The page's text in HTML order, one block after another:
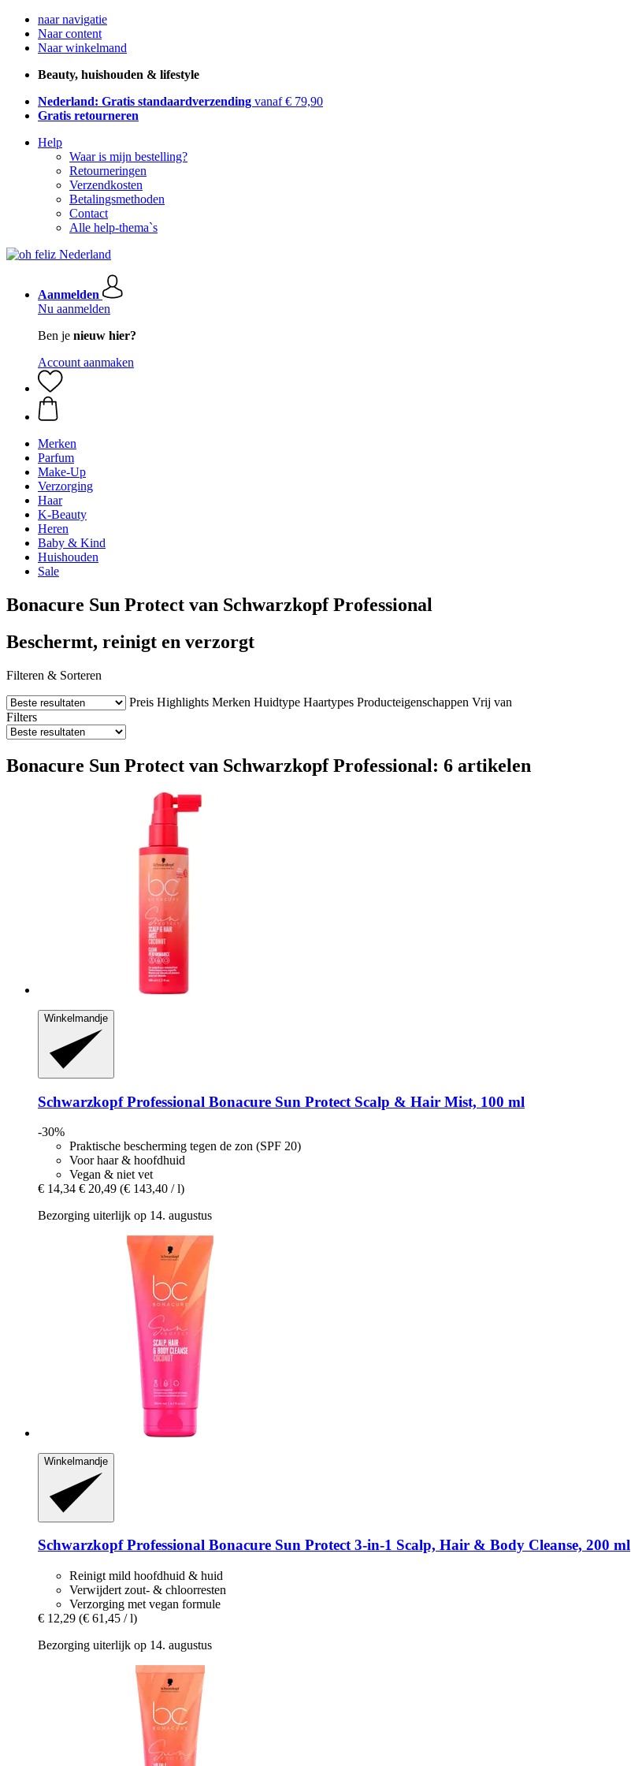
naar navigatie
Naar content
Naar winkelmand
Beauty, huishouden & lifestyle
Nederland: Gratis standaardverzending vanaf € 79,90
Gratis retourneren
Help
Waar is mijn bestelling?
Retourneringen
Verzendkosten
Betalingsmethoden
Contact
Alle help-thema`s
Aanmelden
Nu aanmelden
Ben je nieuw hier?
Account aanmaken
Merken
Parfum
Make-Up
Verzorging
Haar
K-Beauty
Heren
Baby & Kind
Huishouden
Sale
Bonacure Sun Protect van Schwarzkopf Professional
Beschermt, reinigt en verzorgt
Filteren & Sorteren
Preis Highlights Merken Huidtype Haartypes Producteigenschappen Vrij van
Filters
Bonacure Sun Protect van Schwarzkopf Professional: 6 artikelen
Winkelmandje
Schwarzkopf Professional Bonacure Sun Protect Scalp & Hair Mist, 100 ml
-30%
Praktische bescherming tegen de zon (SPF 20)
Voor haar & hoofdhuid
Vegan & niet vet
€ 14,34 € 20,49 (€ 143,40 / l)
Bezorging uiterlijk op 14. augustus
Winkelmandje
Schwarzkopf Professional Bonacure Sun Protect 3-​in-​1 Scalp, Hair & Body Cleanse, 200 ml
Reinigt mild hoofdhuid & huid
Verwijdert zout- & chloorresten
Verzorging met vegan formule
€ 12,29 (€ 61,45 / l)
Bezorging uiterlijk op 14. augustus